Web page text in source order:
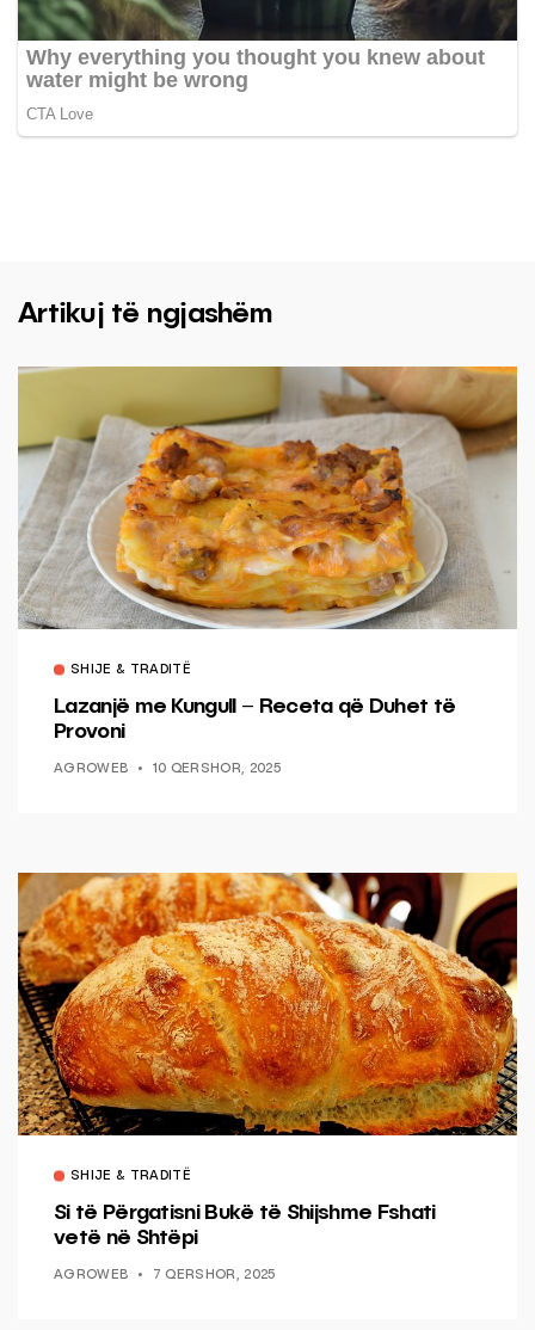
Artikuj të ngjashëm
SHIJE & TRADITË
Lazanjë me Kungull – Receta që Duhet të
Provoni
AGROWEB 10 QERSHOR, 2025
SHIJE & TRADITË
Si të Përgatisni Bukë të Shijshme Fshati
vetë në Shtëpi
AGROWEB 7 QERSHOR, 2025